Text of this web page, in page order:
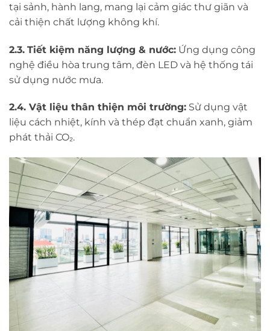
tại sảnh, hành lang, mang lại cảm giác thư giãn và
cải thiện chất lượng không khí.
2.3. Tiết kiệm năng lượng & nước: Ứng dụng công
nghệ điều hòa trung tâm, đèn LED và hệ thống tái
sử dụng nước mưa.
2.4. Vật liệu thân thiện môi trường: Sử dụng vật
liệu cách nhiệt, kính và thép đạt chuẩn xanh, giảm
phát thải CO₂.